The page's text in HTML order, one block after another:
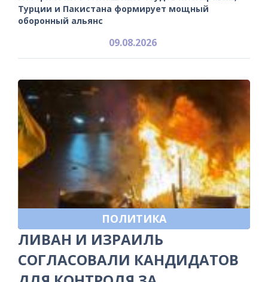
Турции и Пакистана формирует мощный
оборонный альянс
09.08.2026
ПОЛИТИКА
ЛИВАН И ИЗРАИЛЬ
СОГЛАСОВАЛИ КАНДИДАТОВ